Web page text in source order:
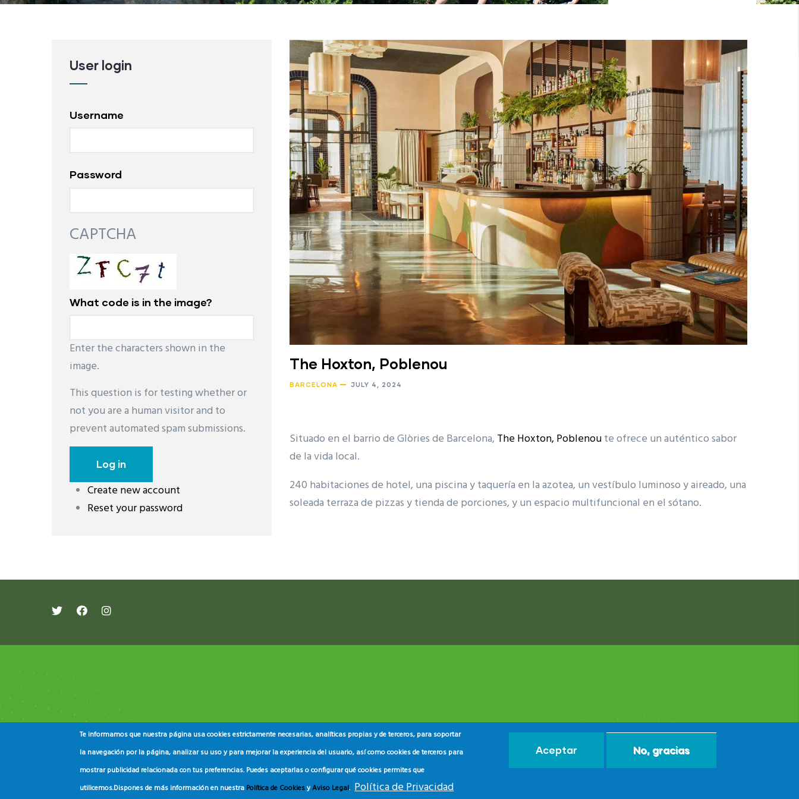
The Hoxton, Poblenou
BARCELONA JULY 4, 2024
Situado en el barrio de Glòries de Barcelona, The Hoxton, Poblenoute ofrece un auténtico sabor
de la vida local.
240 habitaciones de hotel, una piscina y taquería en la azotea, un vestíbulo luminoso y aireado, una
soleada terraza de pizzas y tienda de porciones, y un espacio multifuncional en el sótano.
User login
Username
Password
CAPTCHA
What code is in the image?
Enter the characters shown in the
image.
This question is for testing whether or
not you are a human visitor and to
prevent automated spam submissions.
Create new account
Reset your password
Te informamos que nuestra página usa cookies estrictamente necesarias, analíticas propias y de terceros, para soportar
la navegación por la página, analizar su uso y para mejorar la experiencia del usuario, así como cookies de terceros para
mostrar publicidad relacionada con tus preferencias. Puedes aceptarlas o configurar qué cookies permites que
utilicemos.Dispones de más información en nuestra Política de CookiesyAviso Legal. Política de Privacidad
Aceptar No, gracias